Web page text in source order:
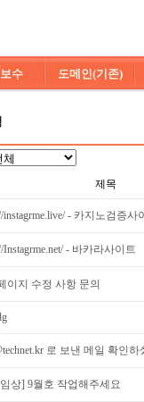
수 도메인(기존)
제목
instagrme.live/ - 카지노검증사
Instagrme.net/ - 바카라사이트
이지 수정 사항 문의
로 보낸 메일 확인하
상] 9월호 작업해주세요